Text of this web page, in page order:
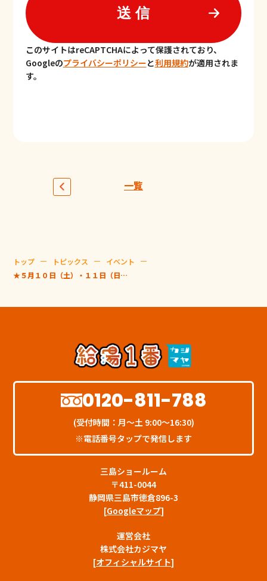
このサイトはreCAPTCHAによって保護されており、
Googleのプライバシーポリシーと利用規約が適用されま
す。
一覧
トップ トピックス
イベント
★５月１０日（土）・１１日（日）イベントチラシのご案内
三島ショールーム
〒411-0044
静岡県三島市徳倉896-3
[Googleマップ]
0120-811-788
(受付時間：月〜土 9:00〜16:30)
※電話番号タップで発信します
運営会社
株式会社カジマヤ
[オフィシャルサイト]